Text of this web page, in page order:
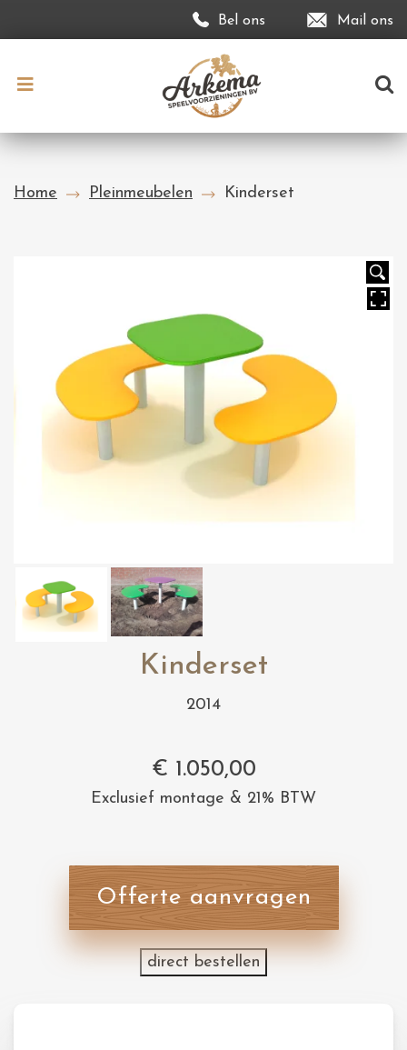
Bel ons Mail ons
Home Pleinmeubelen Kinderset
Kinderset
2014
€ 1.050,00
Exclusief montage & 21% BTW
Offerte aanvragen
direct bestellen